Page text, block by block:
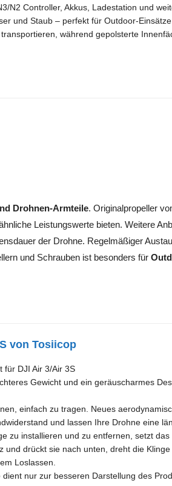
N2 Controller, Akkus, Ladestation und
und Staub – perfekt für Outdoor-
während gepolsterte
Drohnen-Armteile. Originalpropeller
Leistungswerte bieten. Weitere
der Drohne. Regelmäßiger
und Schrauben ist besonders für
von Tosiicop
für DJI Air 3/Air 3S
Gewicht und ein geräuscharmes
einfach zu tragen. Neues
und lassen Ihre Drohne eine
zu installieren und zu entfernen, setzt
und drückt sie nach unten, dreht die
Loslassen.
nur zur besseren Darstellung des